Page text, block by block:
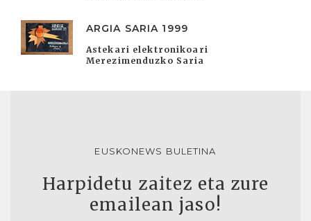
ARGIA SARIA 1999
Astekari elektronikoari
Merezimenduzko Saria
EUSKONEWS BULETINA
Harpidetu zaitez eta zure
emailean jaso!